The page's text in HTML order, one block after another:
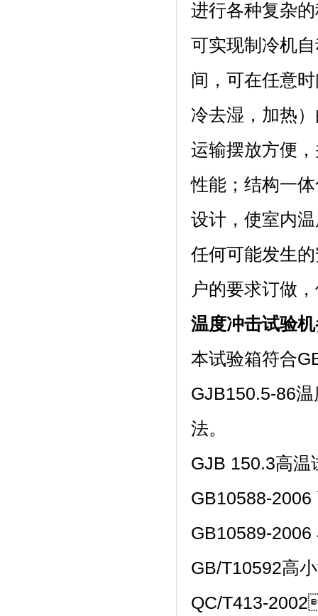
进行各种复杂的程
可实现制冷机自
间，可在任意时
冷去湿，加热
运输摆放方便
性能；结构
设计，使室内温
任何可能发生的
户的要求订做
温度冲击试验
本试验箱符合
GJB150.5-86温
法。
GJB 150.3高温试
GB10588-2006
GB10589-2006
GB/T10592高小
QC/T413-